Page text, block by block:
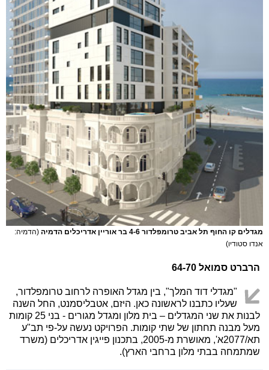
מגדלים קו החוף תל אביב טרומפלדור 4-6 בר אוריין אדריכלים הדמיה
(הדמיה:
אנדו סטודיו)
הרברט סמואל 64-70
"מגדלי דוד המלך", בין מגדל האופרה לרחוב טרומפלדור,
שעליו כתבנו לראשונה כאן. היזם, אטבליסמנט, החל השנה
לבנות את שני המגדלים – בית מלון ומגדל מגורים - בני 25 קומות
מעל מבנה תחתון של שתי קומות. הפרויקט נעשה על-פי תב"ע
תא/2077א', מאושרת מ-2005, בתכנון פייגין אדריכלים (משרד
שמתמחה בבתי מלון ברחבי הארץ).